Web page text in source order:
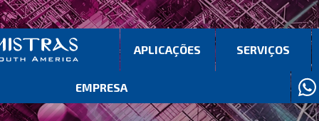
APLICAÇÕES SERVIÇOS
EMPRESA